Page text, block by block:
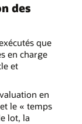
des
que
en charge
et
en
le « temps
lot, la